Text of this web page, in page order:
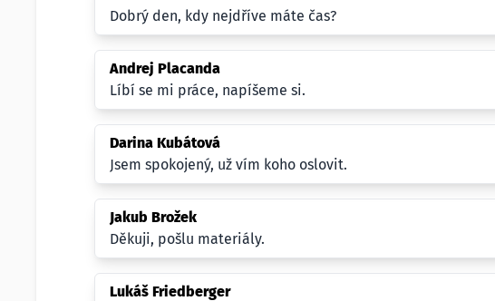
Dobrý den, kdy nejdříve máte čas?
Andrej Placanda
Líbí se mi práce, napíšeme si.
Darina Kubátová
Jsem spokojený, už vím koho oslovit.
Jakub Brožek
Děkuji, pošlu materiály.
Lukáš Friedberger